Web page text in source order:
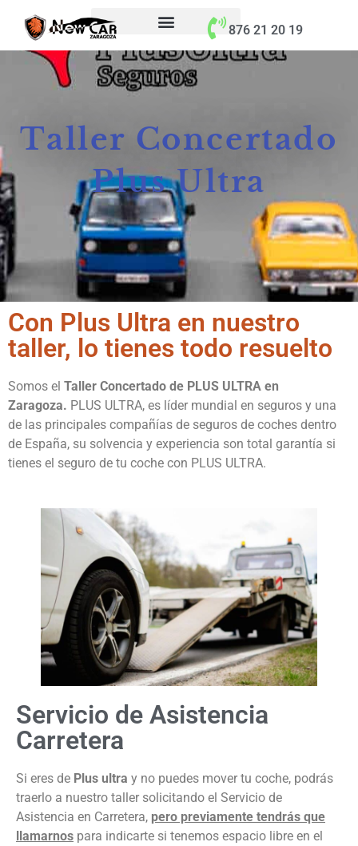
876 21 20 19
Taller Concertado
Plus Ultra
Con Plus Ultra en nuestro
taller, lo tienes todo resuelto
Somos el Taller Concertado de PLUS ULTRA en
Zaragoza. PLUS ULTRA, es líder mundial en seguros y una
de las principales compañías de seguros de coches dentro
de España, su solvencia y experiencia son total garantía si
tienes el seguro de tu coche con PLUS ULTRA.
Servicio de Asistencia
Carretera
Si eres de Plus ultra y no puedes mover tu coche, podrás
traerlo a nuestro taller solicitando el Servicio de
Asistencia en Carretera, pero previamente tendrás que
llamarnos para indicarte si tenemos espacio libre en el